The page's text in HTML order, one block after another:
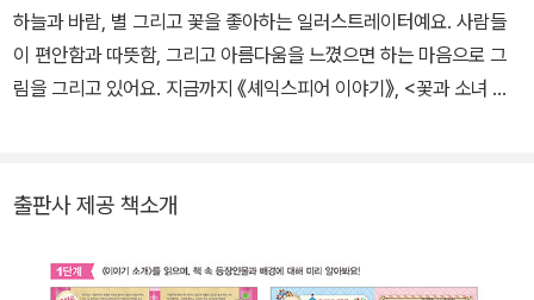
《변신》은 셰익스피어에게 상상력의 원천이 된다. 그리스어도 배웠지
만 그리 신통하지는 않았다. 그 때문에 동시대 극작가 벤 존슨은 “라
틴어는 신통하지 않고, 그리스어는 더 말할 것이 없다”라고 셰익스피
교육받지는 못했지만, 자연으로부터 모든 것을 배운 자연의 아들이자
커스》, 《헨리 6세》, 《리처드 3세》 등이 런던 무대에서 상연되었다.
하늘과 바람, 별 그리고 꽃을 좋아하는 일러스트레이터예요. 사람들
이 편안함과 따뜻함, 그리고 아름다움을 느꼈으면 하는 마음으로 그
림을 그리고 있어요. 지금까지 《셰익스피어 이야기》, <꽃과 소녀 컬
출판사 제공 책소개